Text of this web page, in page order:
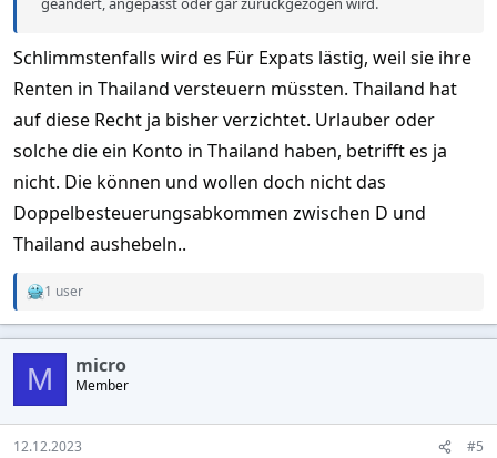
Schlimmstenfalls wird es Für Expats lästig, weil sie ihre
Renten in Thailand versteuern müssten. Thailand hat
auf diese Recht ja bisher verzichtet. Urlauber oder
solche die ein Konto in Thailand haben, betrifft es ja
nicht. Die können und wollen doch nicht das
Doppelbesteuerungsabkommen zwischen D und
Thailand aushebeln..
R
a
c
t
o
n
s
1 user
M micro
Member
12.12.2023 #5